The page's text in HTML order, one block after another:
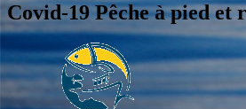
Covid-19 Pêche à pied et